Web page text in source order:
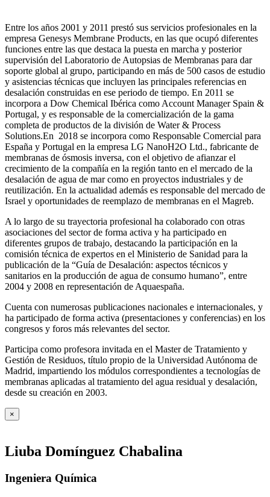
Entre los años 2001 y 2011 prestó sus servicios profesionales en la
empresa Genesys Membrane Products, en las que ocupó diferentes
funciones entre las que destaca la puesta en marcha y posterior
supervisión del Laboratorio de Autopsias de Membranas para dar
soporte global al grupo, participando en más de 500 casos de estudio
y asistencias técnicas que incluyen las principales referencias en
desalación construidas en ese periodo de tiempo. En 2011 se
incorpora a Dow Chemical Ibérica como Account Manager Spain &
Portugal, y es responsable de la comercialización de la gama
completa de productos de la división de Water & Process
Solutions.En 2018 se incorpora como Responsable Comercial para
España y Portugal en la empresa LG NanoH2O Ltd., fabricante de
membranas de ósmosis inversa, con el objetivo de afianzar el
crecimiento de la compañía en la región tanto en el mercado de la
desalación de agua de mar como en proyectos industriales y de
reutilización. En la actualidad además es responsable del mercado de
Israel y oportunidades de reemplazo de membranas en el Magreb.
A lo largo de su trayectoria profesional ha colaborado con otras
asociaciones del sector de forma activa y ha participado en
diferentes grupos de trabajo, destacando la participación en la
comisión técnica de expertos en el Ministerio de Sanidad para la
publicación de la “Guía de Desalación: aspectos técnicos y
sanitarios en la producción de agua de consumo humano”, entre
2004 y 2008 en representación de Aquaespaña.
Cuenta con numerosas publicaciones nacionales e internacionales, y
ha participado de forma activa (presentaciones y conferencias) en los
congresos y foros más relevantes del sector.
Participa como profesora invitada en el Master de Tratamiento y
Gestión de Residuos, título propio de la Universidad Autónoma de
Madrid, impartiendo los módulos correspondientes a tecnologías de
membranas aplicadas al tratamiento del agua residual y desalación,
desde su creación en 2003.
×
Liuba Domínguez Chabalina
Ingeniera Química